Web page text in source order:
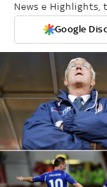
News e Highlights,
Google